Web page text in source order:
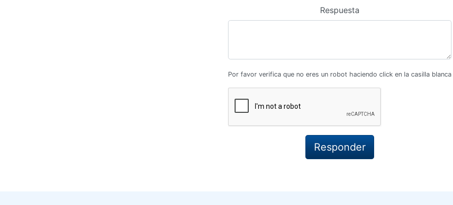
Respuesta
Por favor verifica que no eres un robot haciendo click en la casilla blanca